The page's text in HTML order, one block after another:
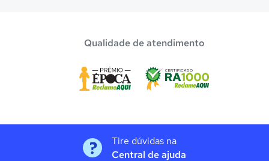
Qualidade de atendimento
Tire dúvidas na
Central de ajuda